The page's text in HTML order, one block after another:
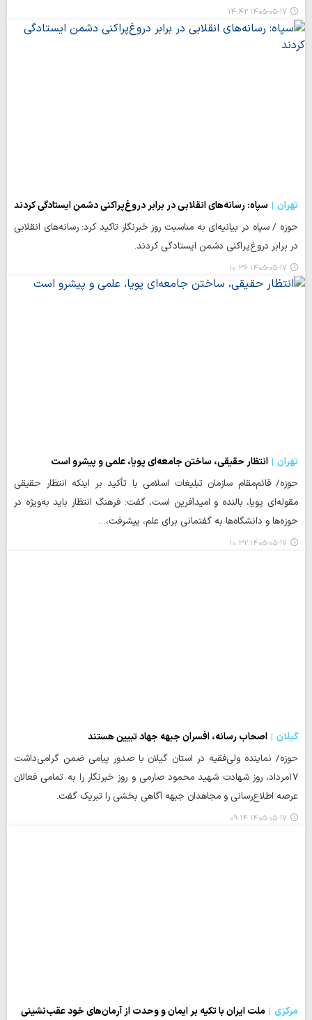
۱۴۰۵-۰۵-۱۷ ۱۴:۴۲
تهران
سپاه: رسانه‌های انقلابی در برابر دروغ‌پراکنی دشمن ایستادگی کردند
حوزه / سپاه در بیانیه‌ای به مناسبت روز خبرنگار تاکید کرد: رسانه‌های انقلابی
در برابر دروغ‌پراکنی دشمن ایستادگی کردند.
۱۴۰۵-۰۵-۱۷ ۱۰:۳۶
تهران
انتظار حقیقی، ساختن جامعه‌ای پویا، علمی و پیشرو است
حوزه/ قائم‌مقام سازمان تبلیغات اسلامی با تأکید بر اینکه انتظار حقیقی
مقوله‌ای پویا، بالنده و امیدآفرین است، گفت: فرهنگ انتظار باید به‌ویژه در
حوزه‌ها و دانشگاه‌ها به گفتمانی برای علم، پیشرفت،…
۱۴۰۵-۰۵-۱۷ ۱۰:۳۲
گیلان
اصحاب رسانه، افسران جبهه جهاد تبیین هستند
حوزه/ نماینده ولی‌فقیه در استان گیلان با صدور پیامی ضمن گرامی‌داشت
۱۷مرداد، روز شهادت شهید محمود صارمی و روز خبرنگار را به تمامی فعالان
عرصه اطلاع‌رسانی و مجاهدان جبهه آگاهی‌ بخشی را تبریک گفت.
۱۴۰۵-۰۵-۱۷ ۰۹:۱۴
مرکزی
ملت ایران با تکیه بر ایمان و وحدت از آرمان‌های خود عقب‌نشینی